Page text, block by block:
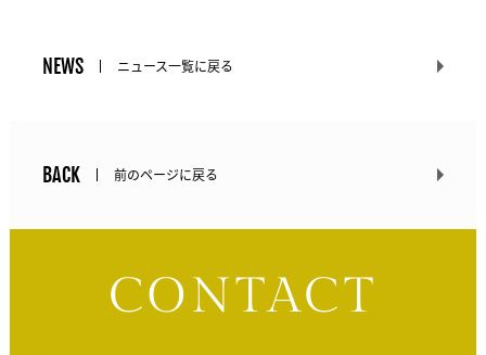
NEWS ニュース一覧に戻る
BACK 前のページに戻る
CONTACT